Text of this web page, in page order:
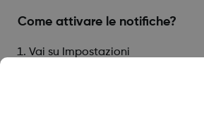
Come attivare le notifiche?
Vai su Impostazioni